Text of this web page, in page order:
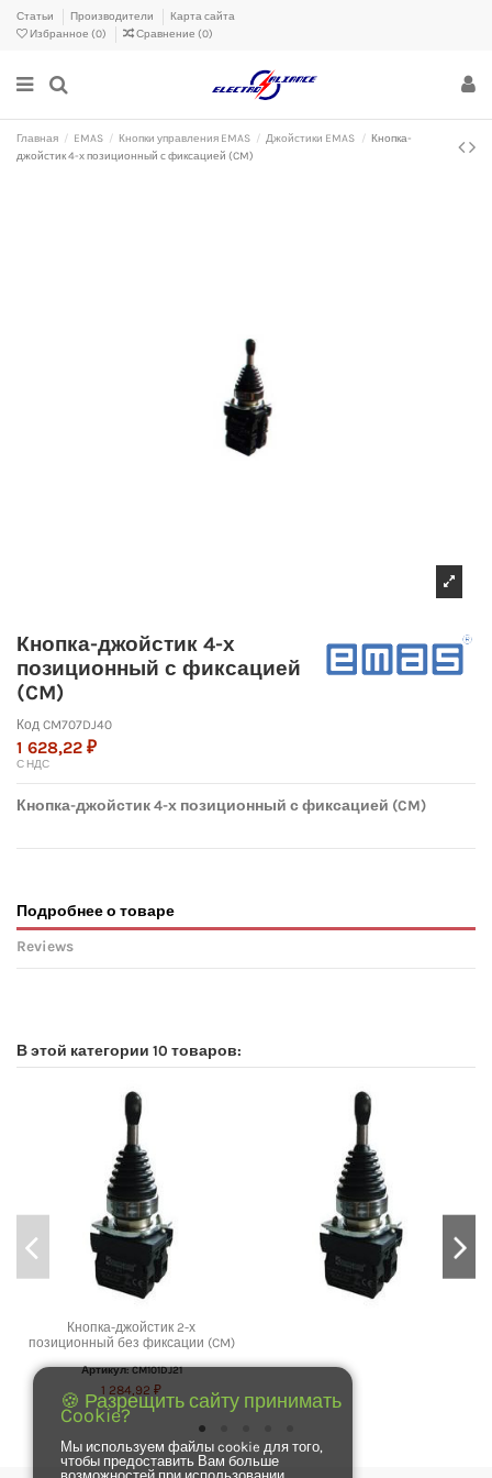
Статьи Производители
Карта сайта
Избранное (0) Сравнение (0)
Главная EMAS Кнопки управления EMAS Джойстики EMAS
Кнопка-
джойстик 4-х позиционный с фиксацией (CM)
Кнопка-джойстик 4-х
позиционный с фиксацией
(CM)
Код CM707DJ40
1 628,22 ₽
С НДС
Кнопка-джойстик 4-х позиционный с фиксацией (CM)
Подробнее о товаре
Reviews
В этой категории 10 товаров:
Кнопка-джойстик 2-х
позиционный без фиксации (CM)
Артикул: CM101DJ21
1 284,92 ₽
🍪 Разрещить сайту принимать
Cookie?
Мы используем файлы cookie для того,
чтобы предоставить Вам больше